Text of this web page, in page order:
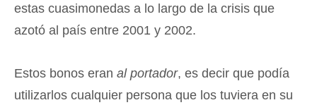
estas cuasimonedas a lo largo de la crisis que
azotó al país entre 2001 y 2002.
Estos bonos eran al portador, es decir que podía
utilizarlos cualquier persona que los tuviera en su